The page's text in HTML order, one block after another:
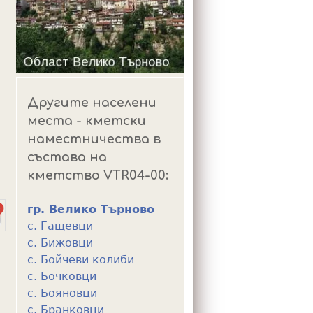
Другите населени
места - кметски
наместничества в
състава на
кметство VTR04-00:
гр. Велико Търново
с. Гащевци
с. Бижовци
с. Бойчеви колиби
с. Бочковци
с. Бояновци
с. Бранковци